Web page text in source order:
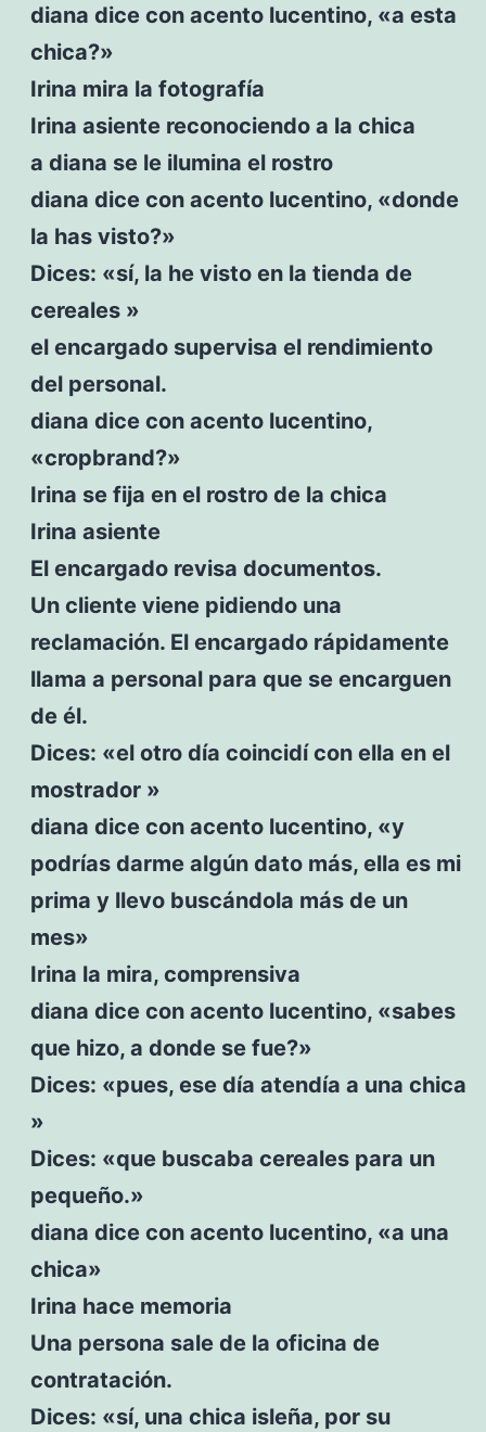
diana dice con acento lucentino, «a esta
chica?»
Irina mira la fotografía
Irina asiente reconociendo a la chica
a diana se le ilumina el rostro
diana dice con acento lucentino, «donde
la has visto?»
Dices: «sí, la he visto en la tienda de
cereales »
el encargado supervisa el rendimiento
del personal.
diana dice con acento lucentino,
«cropbrand?»
Irina se fija en el rostro de la chica
Irina asiente
El encargado revisa documentos.
Un cliente viene pidiendo una
reclamación. El encargado rápidamente
llama a personal para que se encarguen
de él.
Dices: «el otro día coincidí con ella en el
mostrador »
diana dice con acento lucentino, «y
podrías darme algún dato más, ella es mi
prima y llevo buscándola más de un
mes»
Irina la mira, comprensiva
diana dice con acento lucentino, «sabes
que hizo, a donde se fue?»
Dices: «pues, ese día atendía a una chica
»
Dices: «que buscaba cereales para un
pequeño.»
diana dice con acento lucentino, «a una
chica»
Irina hace memoria
Una persona sale de la oficina de
contratación.
Dices: «sí, una chica isleña, por su